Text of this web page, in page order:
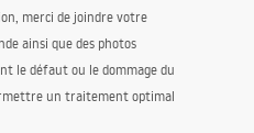
merci de joindre votre
ainsi que des photos
le défaut ou le dommage du
un traitement optimal